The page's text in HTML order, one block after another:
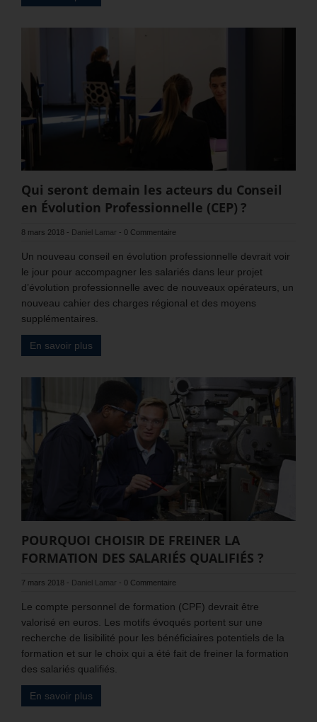
Qui seront demain les acteurs du Conseil
en Évolution Professionnelle (CEP) ?
8 mars 2018 - Daniel Lamar - 0 Commentaire
Un nouveau conseil en évolution professionnelle devrait voir
le jour pour accompagner les salariés dans leur projet
d’évolution professionnelle avec de nouveaux opérateurs, un
nouveau cahier des charges régional et des moyens
supplémentaires.
En savoir plus
POURQUOI CHOISIR DE FREINER LA
FORMATION DES SALARIÉS QUALIFIÉS ?
7 mars 2018 - Daniel Lamar - 0 Commentaire
Le compte personnel de formation (CPF) devrait être
valorisé en euros. Les motifs évoqués portent sur une
recherche de lisibilité pour les bénéficiaires potentiels de la
formation et sur le choix qui a été fait de freiner la formation
des salariés qualifiés.
En savoir plus